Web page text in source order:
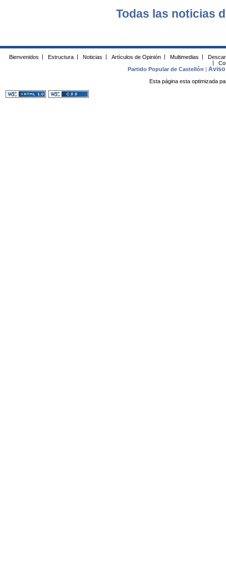
Todas las noticias
Bienvenidos Estructura Noticias Artículos de Opinión Multimedias
Partido Popular de Castellón
|Aviso
Esta página esta optimizada